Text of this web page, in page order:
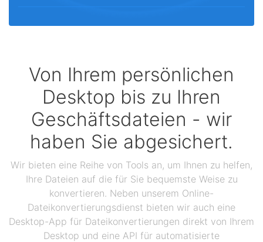
Von Ihrem persönlichen
Desktop bis zu Ihren
Geschäftsdateien - wir
haben Sie abgesichert.
Wir bieten eine Reihe von Tools an, um Ihnen zu helfen,
Ihre Dateien auf die für Sie bequemste Weise zu
konvertieren. Neben unserem Online-
Dateikonvertierungsdienst bieten wir auch eine
Desktop-App für Dateikonvertierungen direkt von Ihrem
Desktop und eine API für automatisierte